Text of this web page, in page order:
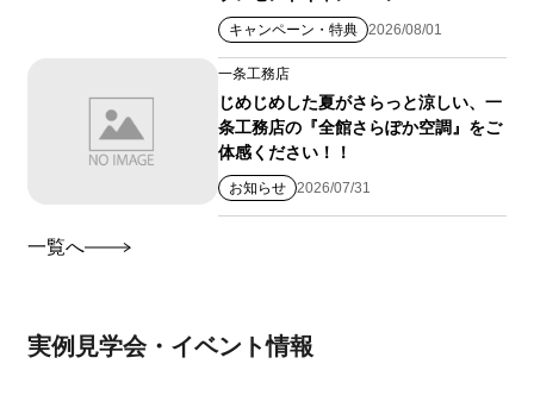
キャンペーン・特典 2026/08/01
一条工務店
じめじめした夏がさらっと涼しい、一
条工務店の『全館さらぽか空調』をご
体感ください！！
お知らせ 2026/07/31
一覧へ
実例見学会・イベント情報